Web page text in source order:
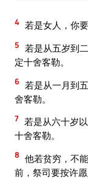
4 若是女人，你
5 若是从五岁到
定十舍客勒。
6 若是从一月到
舍客勒。
7 若是从六十岁
十舍客勒。
8 他若贫穷，不
前，祭司要按许